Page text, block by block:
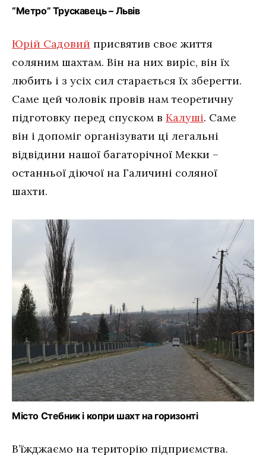
“Метро” Трускавець – Львів
Юрій Садовий присвятив своє життя
соляним шахтам. Він на них виріс, він їх
любить і з усіх сил старається їх зберегти.
Саме цей чоловік провів нам теоретичну
підготовку перед спуском в Калуші. Саме
він і допоміг організувати ці легальні
відвідини нашої багаторічної Мекки –
останньої діючої на Галичині соляної
шахти.
Місто Стебник і копри шахт на горизонті
В’їжджаємо на територію підприємства.